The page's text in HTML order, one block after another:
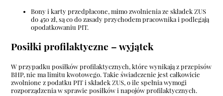
Bony i karty przedpłacone, mimo zwolnienia ze składek ZUS
do 450 zł, są co do zasady przychodem pracownika i podlegają
opodatkowaniu PIT.
Posiłki profilaktyczne – wyjątek
W przypadku posiłków profilaktycznych, które wynikają z przepisów
BHP, nie ma limitu kwotowego. Takie świadczenie jest całkowicie
zwolnione z podatku PIT i składek ZUS, o ile spełnia wymogi
rozporządzenia w sprawie posiłków i napojów profilaktycznych.